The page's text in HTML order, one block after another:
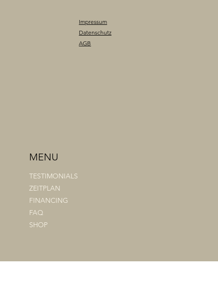
MENU
TESTIMONIALS
ZEITPLAN
FINANCING
FAQ
SHOP
Impressum
Datenschutz
AGB